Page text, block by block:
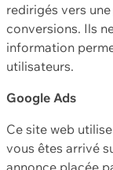
redirigés vers
conversions. Ils
information
utilisateurs.
Google Ads
Ce site web
vous êtes arrivé